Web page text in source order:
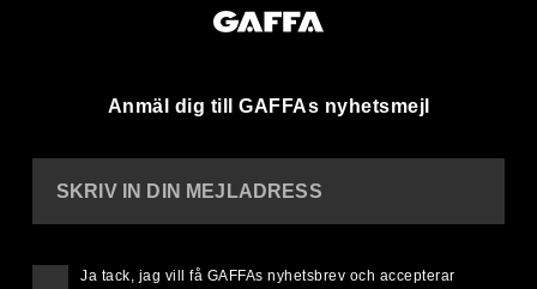
Anmäl dig till GAFFAs nyhetsmejl
SKRIV IN DIN MEJLADRESS
Ja tack, jag vill få GAFFAs nyhetsbrev och accepterar